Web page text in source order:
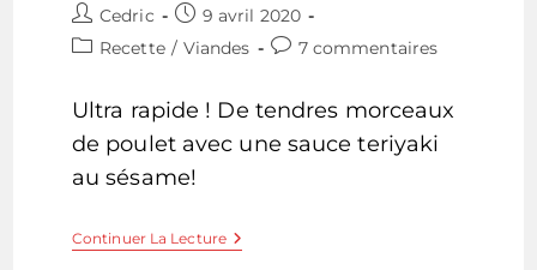
Auteur/autrice
de
Cedric
Publication
publiée :
9 avril 2020
PostRecette / Viandes
Commentaires
publication :
7 commentaires
Ultra rapide ! De tendres morceaux
de poulet avec une sauce teriyaki
au sésame!
Continuer La LecturePoulet,
Sauce